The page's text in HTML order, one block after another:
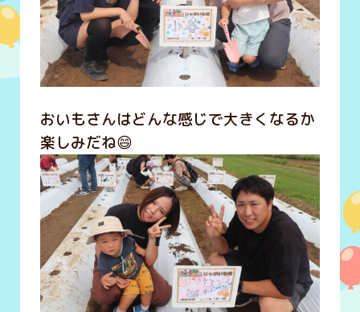
おいもさんはどんな感じで大きくなるか
楽しみだね😄